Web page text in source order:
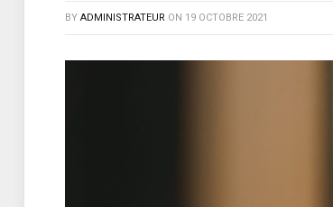
BY ADMINISTRATEUR ON 19 OCTOBRE 2021